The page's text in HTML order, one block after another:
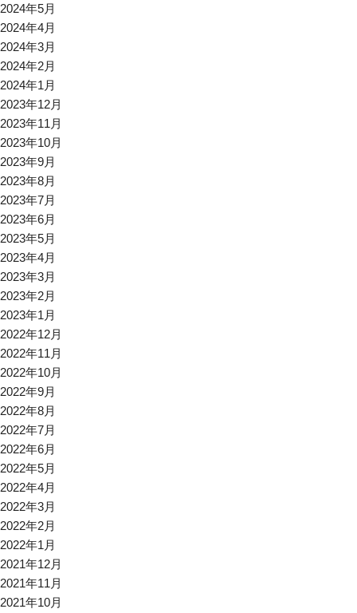
2024年5月
2024年4月
2024年3月
2024年2月
2024年1月
2023年12月
2023年11月
2023年10月
2023年9月
2023年8月
2023年7月
2023年6月
2023年5月
2023年4月
2023年3月
2023年2月
2023年1月
2022年12月
2022年11月
2022年10月
2022年9月
2022年8月
2022年7月
2022年6月
2022年5月
2022年4月
2022年3月
2022年2月
2022年1月
2021年12月
2021年11月
2021年10月